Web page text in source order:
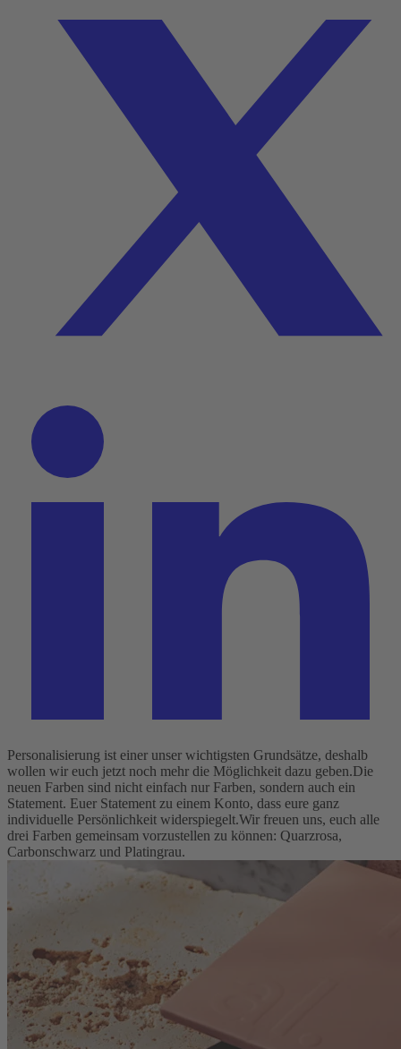
Personalisierung ist einer unser wichtigsten Grundsätze, deshalb
wollen wir euch jetzt noch mehr die Möglichkeit dazu geben.Die
neuen Farben sind nicht einfach nur Farben, sondern auch ein
Statement. Euer Statement zu einem Konto, dass eure ganz
individuelle Persönlichkeit widerspiegelt.Wir freuen uns, euch alle
drei Farben gemeinsam vorzustellen zu können: Quarzrosa,
Carbonschwarz und Platingrau.